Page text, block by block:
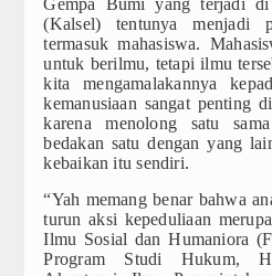
Hubungi Kami
Pedoman dan Peraturan
KUMPULAN SOP (STANDARD
OPERATING PROCEDURE)
(Kalsel) tentunya menjadi
termasuk mahasiswa.
untuk berilmu, tetapi ilmu
kita mengamalakannya
kemanusiaan sangat penting
karena menolong satu
bedakan satu dengan yang
kebaikan itu sendiri.
“Yah memang benar bahwa
turun aksi kepeduliaan
Ilmu Sosial dan Humaniora
Program Studi Hukum,